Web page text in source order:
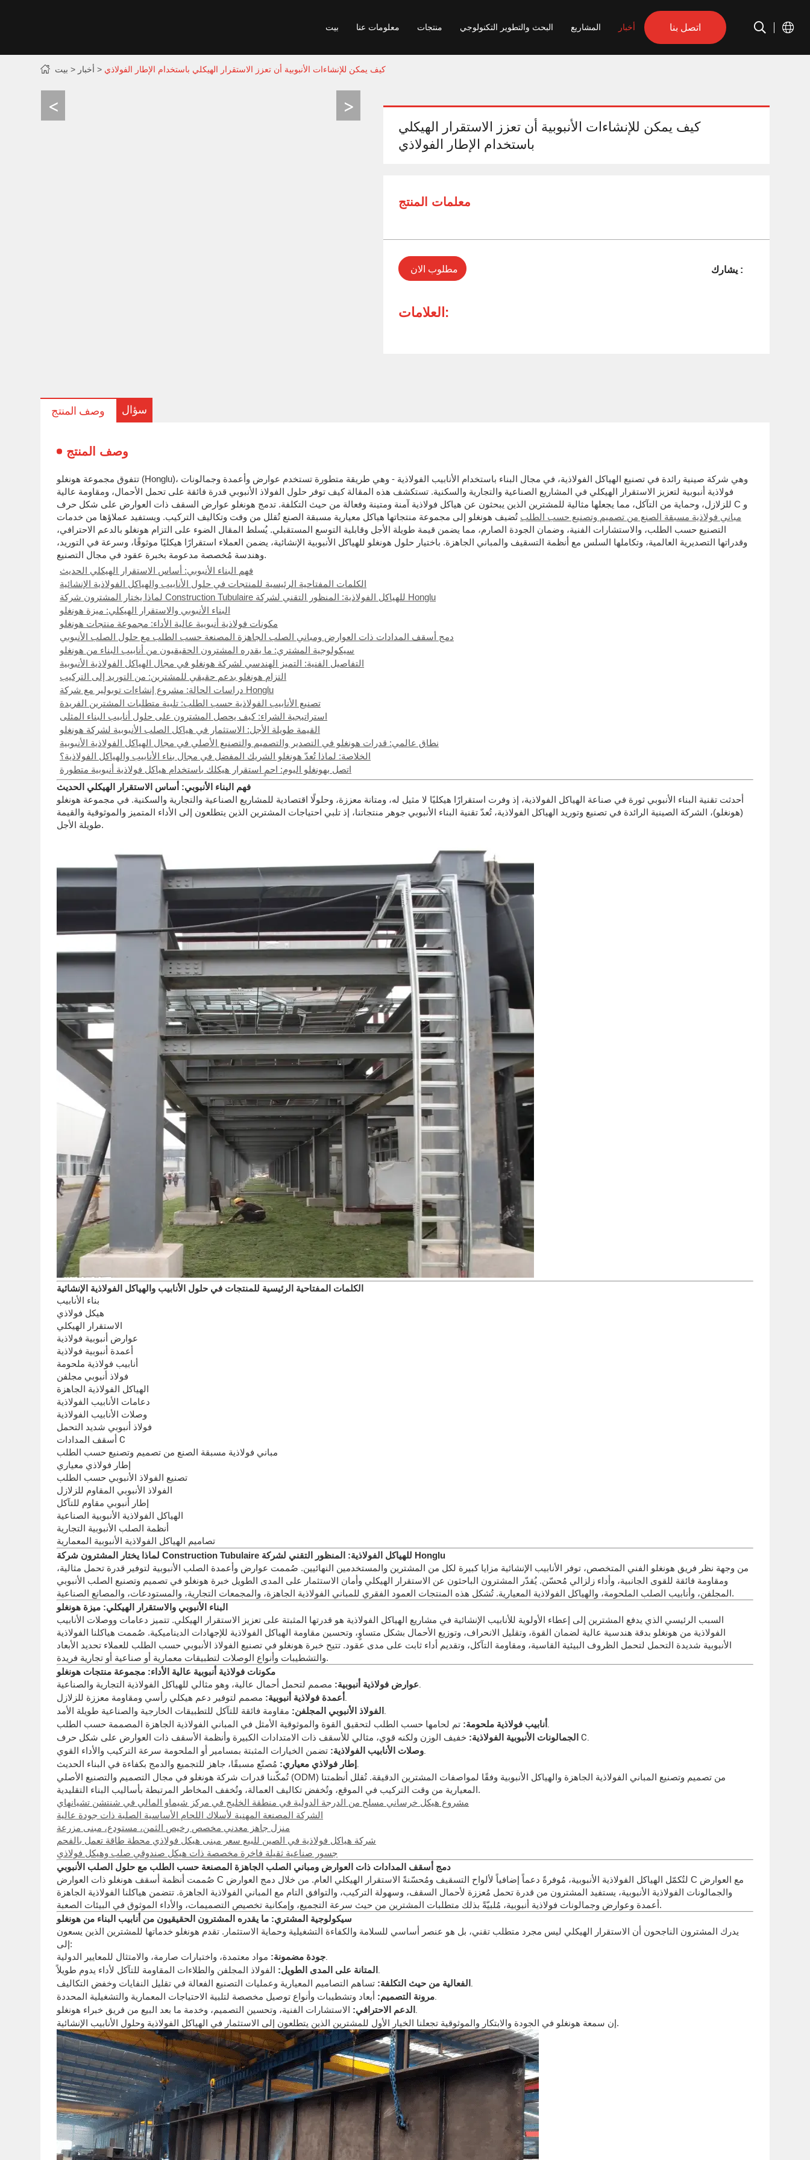
بيت معلومات عنا منتجات البحث والتطوير التكنولوجي المشاريع أخبار اتصل بنا
بيت أخبار كيف يمكن للإنشاءات الأنبوبية أن تعزز الاستقرار الهيكلي باستخدام الإطار الفولاذي
كيف يمكن للإنشاءات الأنبوبية أن تعزز الاستقرار الهيكلي
باستخدام الإطار الفولاذي
معلمات المنتج
مطلوب الان يشارك :
العلامات:
وصف المنتج سؤال
وصف المنتج
تتفوق مجموعة هونغلو (Honglu)، وهي شركة صينية رائدة في تصنيع الهياكل الفولاذية، في مجال البناء باستخدام الأنابيب الفولاذية - وهي طريقة متطورة تستخدم عوارض وأعمدة وجمالونات
فولاذية أنبوبية لتعزيز الاستقرار الهيكلي في المشاريع الصناعية والتجارية والسكنية. تستكشف هذه المقالة كيف توفر حلول الفولاذ الأنبوبي قدرة فائقة على تحمل الأحمال، ومقاومة عالية
للزلازل، وحماية من التآكل، مما يجعلها مثالية للمشترين الذين يبحثون عن هياكل فولاذية آمنة ومتينة وفعالة من حيث التكلفة. تدمج هونغلو عوارض السقف ذات العوارض على شكل حرف C و
مباني فولاذية مسبقة الصنع من تصميم وتصنيع حسب الطلب تُضيف هونغلو إلى مجموعة منتجاتها هياكل معيارية مسبقة الصنع تُقلل من وقت وتكاليف التركيب. ويستفيد عملاؤها من خدمات
التصنيع حسب الطلب، والاستشارات الفنية، وضمان الجودة الصارم، مما يضمن قيمة طويلة الأجل وقابلية التوسع المستقبلي. يُسلط المقال الضوء على التزام هونغلو بالدعم الاحترافي،
وقدراتها التصديرية العالمية، وتكاملها السلس مع أنظمة التسقيف والمباني الجاهزة. باختيار حلول هونغلو للهياكل الأنبوبية الإنشائية، يضمن العملاء استقرارًا هيكليًا موثوقًا، وسرعة في التوريد،
وهندسة مُخصصة مدعومة بخبرة عقود في مجال التصنيع.
فهم البناء الأنبوبي: أساس الاستقرار الهيكلي الحديث
الكلمات المفتاحية الرئيسية للمنتجات في حلول الأنابيب والهياكل الفولاذية الإنشائية
لماذا يختار المشترون شركة Construction Tubulaire للهياكل الفولاذية: المنظور التقني لشركة Honglu
البناء الأنبوبي والاستقرار الهيكلي: ميزة هونغلو
مكونات فولاذية أنبوبية عالية الأداء: مجموعة منتجات هونغلو
دمج أسقف المدادات ذات العوارض ومباني الصلب الجاهزة المصنعة حسب الطلب مع حلول الصلب الأنبوبي
سيكولوجية المشتري: ما يقدره المشترون الحقيقيون من أنابيب البناء من هونغلو
التفاصيل الفنية: التميز الهندسي لشركة هونغلو في مجال الهياكل الفولاذية الأنبوبية
التزام هونغلو بدعم حقيقي للمشترين: من التوريد إلى التركيب
دراسات الحالة: مشروع إنشاءات توبولير مع شركة Honglu
تصنيع الأنابيب الفولاذية حسب الطلب: تلبية متطلبات المشترين الفريدة
استراتيجية الشراء: كيف يحصل المشترون على حلول أنابيب البناء المثلى
القيمة طويلة الأجل: الاستثمار في هياكل الصلب الأنبوبية لشركة هونغلو
نطاق عالمي: قدرات هونغلو في التصدير والتصميم والتصنيع الأصلي في مجال الهياكل الفولاذية الأنبوبية
الخلاصة: لماذا تُعدّ هونغلو الشريك المفضل في مجال بناء الأنابيب والهياكل الفولاذية؟
اتصل بهونغلو اليوم: احمِ استقرار هيكلك باستخدام هياكل فولاذية أنبوبية متطورة
فهم البناء الأنبوبي: أساس الاستقرار الهيكلي الحديث
أحدثت تقنية البناء الأنبوبي ثورة في صناعة الهياكل الفولاذية، إذ وفرت استقرارًا هيكليًا لا مثيل له، ومتانة معززة، وحلولًا اقتصادية للمشاريع الصناعية والتجارية والسكنية. في مجموعة هونغلو
(هونغلو)، الشركة الصينية الرائدة في تصنيع وتوريد الهياكل الفولاذية، تُعدّ تقنية البناء الأنبوبي جوهر منتجاتنا، إذ تلبي احتياجات المشترين الذين يتطلعون إلى الأداء المتميز والموثوقية والقيمة
طويلة الأجل.
الكلمات المفتاحية الرئيسية للمنتجات في حلول الأنابيب والهياكل الفولاذية الإنشائية
بناء الأنابيب
هيكل فولاذي
الاستقرار الهيكلي
عوارض أنبوبية فولاذية
أعمدة أنبوبية فولاذية
أنابيب فولاذية ملحومة
فولاذ أنبوبي مجلفن
الهياكل الفولاذية الجاهزة
دعامات الأنابيب الفولاذية
وصلات الأنابيب الفولاذية
فولاذ أنبوبي شديد التحمل
أسقف المدادات C
مباني فولاذية مسبقة الصنع من تصميم وتصنيع حسب الطلب
إطار فولاذي معياري
تصنيع الفولاذ الأنبوبي حسب الطلب
الفولاذ الأنبوبي المقاوم للزلازل
إطار أنبوبي مقاوم للتآكل
الهياكل الفولاذية الأنبوبية الصناعية
أنظمة الصلب الأنبوبية التجارية
تصاميم الهياكل الفولاذية الأنبوبية المعمارية
لماذا يختار المشترون شركة Construction Tubulaire للهياكل الفولاذية: المنظور التقني لشركة Honglu
من وجهة نظر فريق هونغلو الفني المتخصص، توفر الأنابيب الإنشائية مزايا كبيرة لكل من المشترين والمستخدمين النهائيين. صُممت عوارض وأعمدة الصلب الأنبوبية لتوفير قدرة تحمل مثالية،
ومقاومة فائقة للقوى الجانبية، وأداء زلزالي مُحسّن. يُقدّر المشترون الباحثون عن الاستقرار الهيكلي وأمان الاستثمار على المدى الطويل خبرة هونغلو في تصميم وتصنيع الصلب الأنبوبي
المجلفن، وأنابيب الصلب الملحومة، والهياكل الفولاذية المعيارية. تُشكل هذه المنتجات العمود الفقري للمباني الفولاذية الجاهزة، والمجمعات التجارية، والمستودعات، والمصانع الصناعية.
البناء الأنبوبي والاستقرار الهيكلي: ميزة هونغلو
السبب الرئيسي الذي يدفع المشترين إلى إعطاء الأولوية للأنابيب الإنشائية في مشاريع الهياكل الفولاذية هو قدرتها المثبتة على تعزيز الاستقرار الهيكلي. تتميز دعامات ووصلات الأنابيب
الفولاذية من هونغلو بدقة هندسية عالية لضمان القوة، وتقليل الانحراف، وتوزيع الأحمال بشكل متساوٍ، وتحسين مقاومة الهياكل الفولاذية للإجهادات الديناميكية. صُممت هياكلنا الفولاذية
الأنبوبية شديدة التحمل لتحمل الظروف البيئية القاسية، ومقاومة التآكل، وتقديم أداء ثابت على مدى عقود. تتيح خبرة هونغلو في تصنيع الفولاذ الأنبوبي حسب الطلب للعملاء تحديد الأبعاد
والتشطيبات وأنواع الوصلات لتطبيقات معمارية أو صناعية أو تجارية فريدة.
مكونات فولاذية أنبوبية عالية الأداء: مجموعة منتجات هونغلو
عوارض فولاذية أنبوبية:مصمم لتحمل أحمال عالية، وهو مثالي للهياكل الفولاذية التجارية والصناعية.
أعمدة فولاذية أنبوبية:مصمم لتوفير دعم هيكلي رأسي ومقاومة معززة للزلازل.
الفولاذ الأنبوبي المجلفن: مقاومة فائقة للتآكل للتطبيقات الخارجية والصناعية طويلة الأمد.
أنابيب فولاذية ملحومة:تم لحامها حسب الطلب لتحقيق القوة والموثوقية الأمثل في المباني الفولاذية الجاهزة المصممة حسب الطلب.
الجمالونات الأنبوبية الفولاذية: خفيف الوزن ولكنه قوي، مثالي للأسقف ذات الامتدادات الكبيرة وأنظمة الأسقف ذات العوارض على شكل حرف C.
وصلات الأنابيب الفولاذية:تضمن الخيارات المثبتة بمسامير أو الملحومة سرعة التركيب والأداء القوي.
إطار فولاذي معياري: مُصنّع مسبقًا، جاهز للتجميع والدمج بكفاءة في البناء الحديث.
تُمكّننا قدرات شركة هونغلو في مجال التصميم والتصنيع الأصلي (ODM) من تصميم وتصنيع المباني الفولاذية الجاهزة والهياكل الأنبوبية وفقًا لمواصفات المشترين الدقيقة. تُقلل أنظمتنا
المعيارية من وقت التركيب في الموقع، وتُخفض تكاليف العمالة، وتُخفف المخاطر المرتبطة بأساليب البناء التقليدية.
مشروع هيكل خرساني مسلح من الدرجة الدولية في منطقة الخليج في مركز شيماو المالي في شنتشن تشيانهاي
الشركة المصنعة المهنية لأسلاك اللحام الأساسية الصلبة ذات جودة عالية
منزل جاهز معدني مخصص رخيص الثمن، مستودع، مبنى مزرعة
شركة هياكل فولاذية في الصين للبيع سعر مبنى هيكل فولاذي محطة طاقة تعمل بالفحم
جسور صناعية ثقيلة فاخرة مخصصة ذات هيكل صندوقي صلب وهيكل فولاذي
دمج أسقف المدادات ذات العوارض ومباني الصلب الجاهزة المصنعة حسب الطلب مع حلول الصلب الأنبوبي
صُممت أنظمة أسقف هونغلو ذات العوارض C لتُكمّل الهياكل الفولاذية الأنبوبية، مُوفرةً دعماً إضافياً لألواح التسقيف ومُحسّنةً الاستقرار الهيكلي العام. من خلال دمج العوارض C مع العوارض
والجمالونات الفولاذية الأنبوبية، يستفيد المشترون من قدرة تحمل مُعززة لأحمال السقف، وسهولة التركيب، والتوافق التام مع المباني الفولاذية الجاهزة. تتضمن هياكلنا الفولاذية الجاهزة
أعمدة وعوارض وجمالونات فولاذية أنبوبية، مُلبيّةً بذلك متطلبات المشترين من حيث سرعة التجميع، وإمكانية تخصيص التصميمات، والأداء الموثوق في البيئات الصعبة.
سيكولوجية المشتري: ما يقدره المشترون الحقيقيون من أنابيب البناء من هونغلو
يدرك المشترون الناجحون أن الاستقرار الهيكلي ليس مجرد متطلب تقني، بل هو عنصر أساسي للسلامة والكفاءة التشغيلية وحماية الاستثمار. تقدم هونغلو خدماتها للمشترين الذين يسعون
إلى:
جودة مضمونة:مواد معتمدة، واختبارات صارمة، والامتثال للمعايير الدولية.
المتانة على المدى الطويل: الفولاذ المجلفن والطلاءات المقاومة للتآكل لأداء يدوم طويلاً.
الفعالية من حيث التكلفة: تساهم التصاميم المعيارية وعمليات التصنيع الفعالة في تقليل النفايات وخفض التكاليف.
مرونة التصميم:أبعاد وتشطيبات وأنواع توصيل مخصصة لتلبية الاحتياجات المعمارية والتشغيلية المحددة.
الدعم الاحترافي: الاستشارات الفنية، وتحسين التصميم، وخدمة ما بعد البيع من فريق خبراء هونغلو.
إن سمعة هونغلو في الجودة والابتكار والموثوقية تجعلنا الخيار الأول للمشترين الذين يتطلعون إلى الاستثمار في الهياكل الفولاذية وحلول الأنابيب الإنشائية.